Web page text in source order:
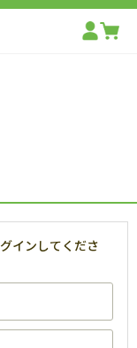
インしてくださ